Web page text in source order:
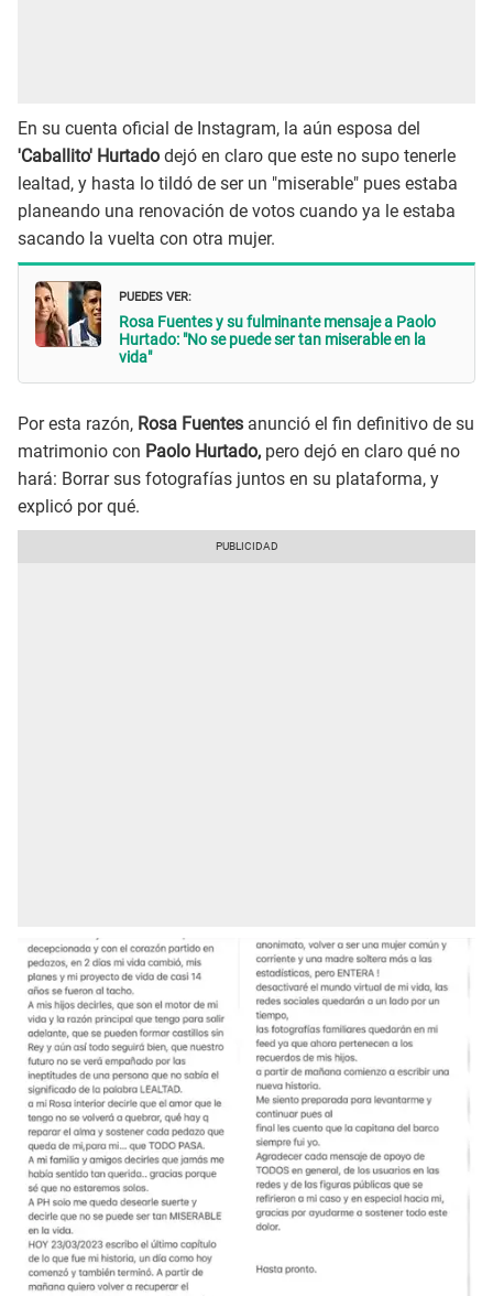
En su cuenta oficial de Instagram, la aún esposa del
'Caballito' Hurtado dejó en claro que este no supo tenerle
lealtad, y hasta lo tildó de ser un "miserable" pues estaba
planeando una renovación de votos cuando ya le estaba
sacando la vuelta con otra mujer.
PUEDES VER:
Rosa Fuentes y su fulminante mensaje a Paolo
Hurtado: "No se puede ser tan miserable en la
vida"
Por esta razón, Rosa Fuentes anunció el fin definitivo de su
matrimonio con Paolo Hurtado, pero dejó en claro qué no
hará: Borrar sus fotografías juntos en su plataforma, y
explicó por qué.